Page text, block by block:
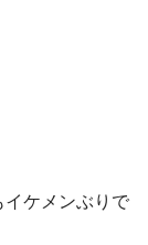
ケメンぶりで